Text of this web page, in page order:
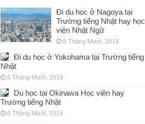
Đi du học ở Nagoya tại
Trường tiếng Nhật hay học
viện Nhật Ngữ
6 Tháng Mười, 2016
Đi du học ở Yokohama tại Trường tiếng
Nhật
6 Tháng Mười, 2016
Du học tại Okinawa Học viện hay
Trường tiếng Nhật
6 Tháng Mười, 2016